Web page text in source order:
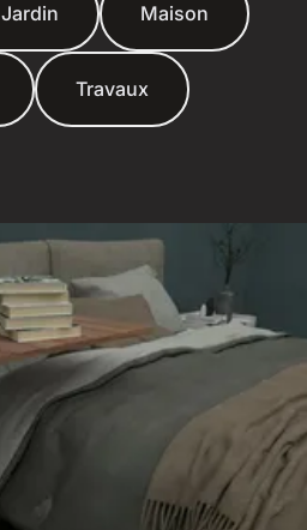
Jardin Maison
Travaux